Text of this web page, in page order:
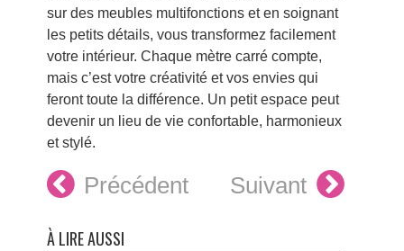
sur des meubles multifonctions et en soignant
les petits détails, vous transformez facilement
votre intérieur. Chaque mètre carré compte,
mais c’est votre créativité et vos envies qui
feront toute la différence. Un petit espace peut
devenir un lieu de vie confortable, harmonieux
et stylé.
Précédent Suivant
À LIRE AUSSI